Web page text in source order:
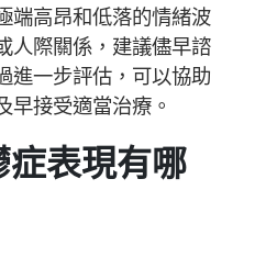
端高昂和低落的情緒波
人際關係，建議儘早諮
進一步評估，可以協助
早接受適當治療。
表現有哪